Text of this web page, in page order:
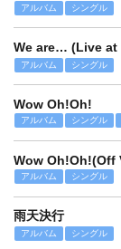
アルバム シングル
We are… (Live at
アルバム シングル
Wow Oh!Oh!
アルバム シングル
Wow Oh!Oh!(Off
アルバム シングル
雨天決行
アルバム シングル